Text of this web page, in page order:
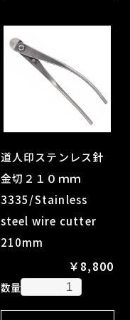
道人印ステンレス針
金切２１０ｍｍ
3335/Stainless
steel wire cutter
210mm
￥8,800
数量